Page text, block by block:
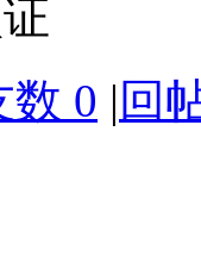
数 0 | 回